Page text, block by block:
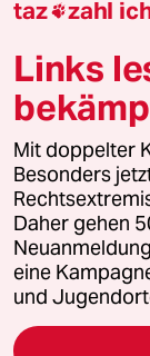
Downloads für
© 2026 taz
Alle Rechte
wenden Sie sich
Feedback
Leitlinie
Seitenwende
taz zahl
Links
Mit doppelter
Besonders
Daher gehen
eine
und